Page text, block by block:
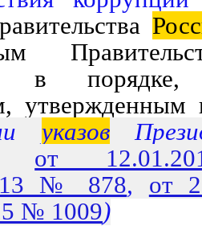
в порядке,
утвержденным
указов
от
№ 878, от
№ 1009)